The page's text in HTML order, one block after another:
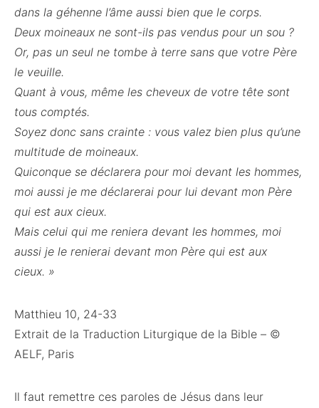
dans la géhenne l’âme aussi bien que le corps.
Deux moineaux ne sont-ils pas vendus pour un sou ?
Or, pas un seul ne tombe à terre sans que votre Père
le veuille.
Quant à vous, même les cheveux de votre tête sont
tous comptés.
Soyez donc sans crainte : vous valez bien plus qu’une
multitude de moineaux.
Quiconque se déclarera pour moi devant les hommes,
moi aussi je me déclarerai pour lui devant mon Père
qui est aux cieux.
Mais celui qui me reniera devant les hommes, moi
aussi je le renierai devant mon Père qui est aux
cieux. »
Matthieu 10, 24-33
Extrait de la Traduction Liturgique de la Bible – ©
AELF, Paris
Il faut remettre ces paroles de Jésus dans leur